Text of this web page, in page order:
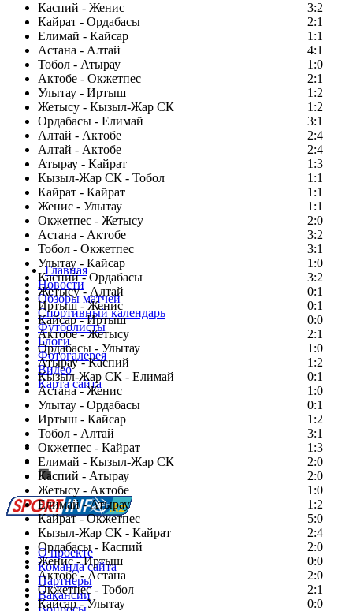
Каспий - Женис
3:2
Кайрат - Ордабасы
2:1
Елимай - Кайсар
1:1
Астана - Алтай
4:1
Тобол - Атырау
1:0
Актобе - Окжетпес
2:1
Улытау - Иртыш
1:2
Жетысу - Кызыл-Жар СК
1:2
Ордабасы - Елимай
3:1
Алтай - Актобе
2:4
Алтай - Актобе
2:4
Атырау - Кайрат
1:3
Кызыл-Жар СК - Тобол
1:1
Кайрат - Кайрат
1:1
Женис - Улытау
1:1
Окжетпес - Жетысу
2:0
Астана - Актобе
3:2
Тобол - Окжетпес
3:1
Улытау - Кайсар
1:0
Каспий - Ордабасы
3:2
Жетысу - Алтай
0:1
Иртыш - Женис
0:1
Кайсар - Иртыш
0:0
Актобе - Жетысу
2:1
Ордабасы - Улытау
1:0
Атырау - Каспий
1:2
Кызыл-Жар СК - Елимай
0:1
Астана - Женис
1:0
Улытау - Ордабасы
0:1
Иртыш - Кайсар
1:2
Тобол - Алтай
3:1
Окжетпес - Кайрат
1:3
Елимай - Кызыл-Жар СК
2:0
Каспий - Атырау
2:0
Жетысу - Актобе
1:0
Елимай - Атырау
1:2
Кайрат - Окжетпес
5:0
Кызыл-Жар СК - Кайрат
2:4
Ордабасы - Каспий
2:0
Женис - Иртыш
0:0
Актобе - Астана
2:0
Окжетпес - Тобол
2:1
Кайсар - Улытау
0:0
Главная
Новости
Обзоры матчей
Спортивный календарь
Футболисты
Блоги
Фотогалерея
Видео
Карта сайта
Есть идея?
Сообщить о мероприятии
Перейти на старый сайт
О проекте
Команда сайта
Партнеры
Вакансии